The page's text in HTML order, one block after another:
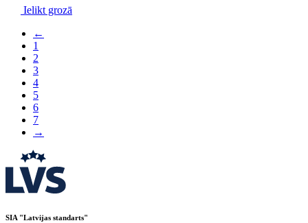
Ielikt grozā
←
1
2
3
4
5
6
7
→
SIA "Latvijas standarts"